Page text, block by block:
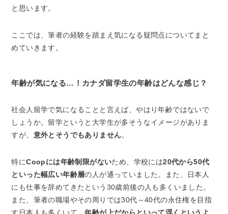
と思います。
ここでは、筆者の経験を踏まえ気になる疑問点についてまと
めていきます。
年齢が気になる…！カナダ留学生の年齢はどんな感じ？
社会人留学で気になることと言えば、やはり年齢ではないで
しょうか。留学というと大学生が多そうなイメージがありま
すが、 意外とそうでもありません。
特にCoopには年齢制限がないため、学校には20代から50代
といった幅広い年齢層の人が通っていました。また、日本人
にも仕事を辞めてきたという30歳前後の人も多くいました。
また、筆者の職場やその周りでは30代～40代の永住権を目指